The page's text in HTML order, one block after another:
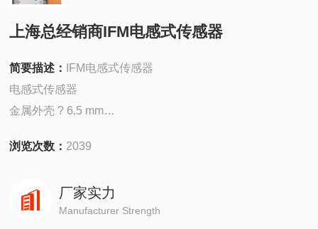
上海总经销商IFM电感式传感器
简要描述：
IFM电感式传感器
电感式传感器
金属外壳 ? 6.5 mm
感应距离 1 mm [f]
浏览次数： 2039
厂家实力
Manufacturer Strength